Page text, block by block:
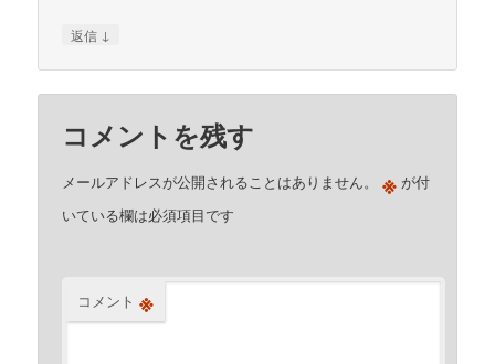
返信 ↓
コメントを残す
メールアドレスが公開されることはありません。 ※ が付
いている欄は必須項目です
コメント ※